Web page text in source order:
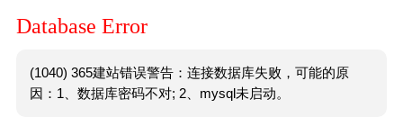
Database Error
(1040) 365建站错误警告：连接数据库失败，可能的原
因：1、数据库密码不对; 2、mysql未启动。